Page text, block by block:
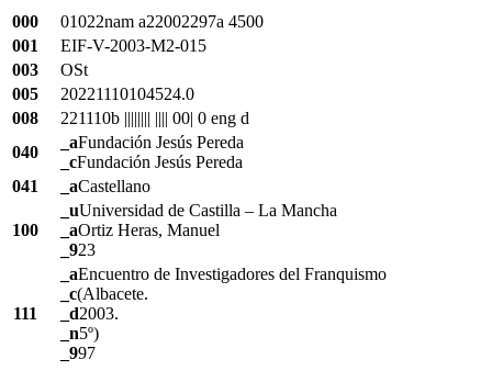
000
01022nam a22002297a 4500
001
EIF-V-2003-M2-015
003
OSt
005
20221110104524.0
008
221110b |||||||| |||| 00| 0 eng d
040
_aFundación Jesús Pereda
_cFundación Jesús Pereda
041
_aCastellano
100
_uUniversidad de Castilla – La Mancha
_aOrtiz Heras, Manuel
_923
111
_aEncuentro de Investigadores del Franquismo
_c(Albacete.
_d2003.
_n5º)
_997